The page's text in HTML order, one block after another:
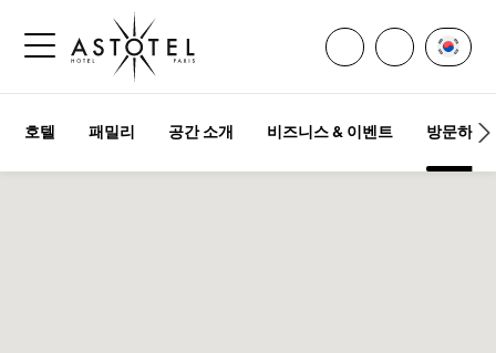
사이드바 메뉴 열기
모든 연락처 열기
전화주세요
언어
호텔 패밀리 공간 소개 비즈니스 & 이벤트 방문하기